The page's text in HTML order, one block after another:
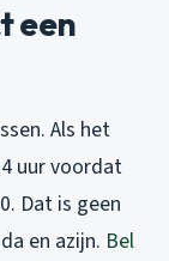
een
Als het
uur voordat
Dat is geen
en azijn. Bel